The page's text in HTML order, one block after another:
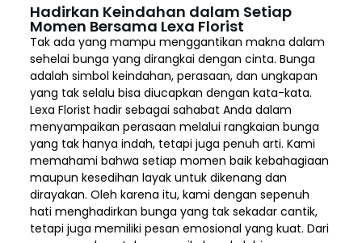
Hadirkan Keindahan dalam Setiap
Momen Bersama Lexa Florist
Tak ada yang mampu menggantikan makna dalam
sehelai bunga yang dirangkai dengan cinta. Bunga
adalah simbol keindahan, perasaan, dan ungkapan
yang tak selalu bisa diucapkan dengan kata-kata.
Lexa Florist hadir sebagai sahabat Anda dalam
menyampaikan perasaan melalui rangkaian bunga
yang tak hanya indah, tetapi juga penuh arti. Kami
memahami bahwa setiap momen baik kebahagiaan
maupun kesedihan layak untuk dikenang dan
dirayakan. Oleh karena itu, kami dengan sepenuh
hati menghadirkan bunga yang tak sekadar cantik,
tetapi juga memiliki pesan emosional yang kuat. Dari